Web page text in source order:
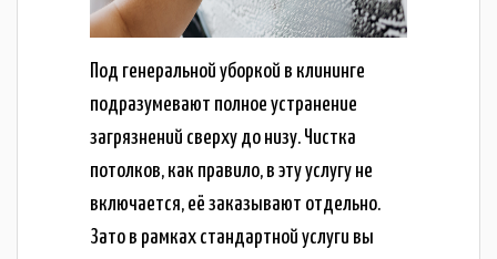
Под генеральной уборкой в клининге
подразумевают полное устранение
загрязнений сверху до низу. Чистка
потолков, как правило, в эту услугу не
включается, её заказывают отдельно.
Зато в рамках стандартной услуги вы